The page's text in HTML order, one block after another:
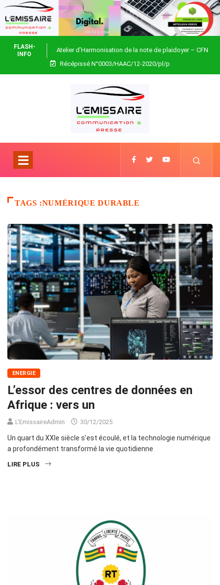
FLASH-
INFO
Atelier d’Harmonisation de la note de plaidoyer – CFN
Togo
Récépissé N°0003/HAAC/12-2020/pl/p
TAGS :NUMÉRIQUE DURABLE
ENERGIE
L’essor des centres de données en
Afrique : vers un
L'EmissaireAdmin 30/12/2025
Un quart du XXIe siècle s’est écoulé, et la technologie numérique
a profondément transformé la vie quotidienne
LIRE PLUS